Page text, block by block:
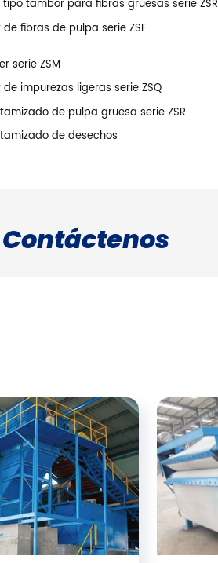
tambor para fibras gruesas serie ZSR
fibras de pulpa serie ZSF
serie ZSM
impurezas ligeras serie ZSQ
de pulpa gruesa serie ZSR
de desechos
Contáctenos